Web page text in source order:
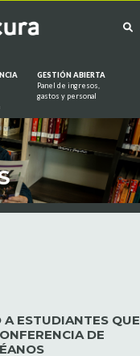
GESTIÓN ABIERTA
Panel de ingresos,
gastos y personal
ESTUDIANTES QUE
DE